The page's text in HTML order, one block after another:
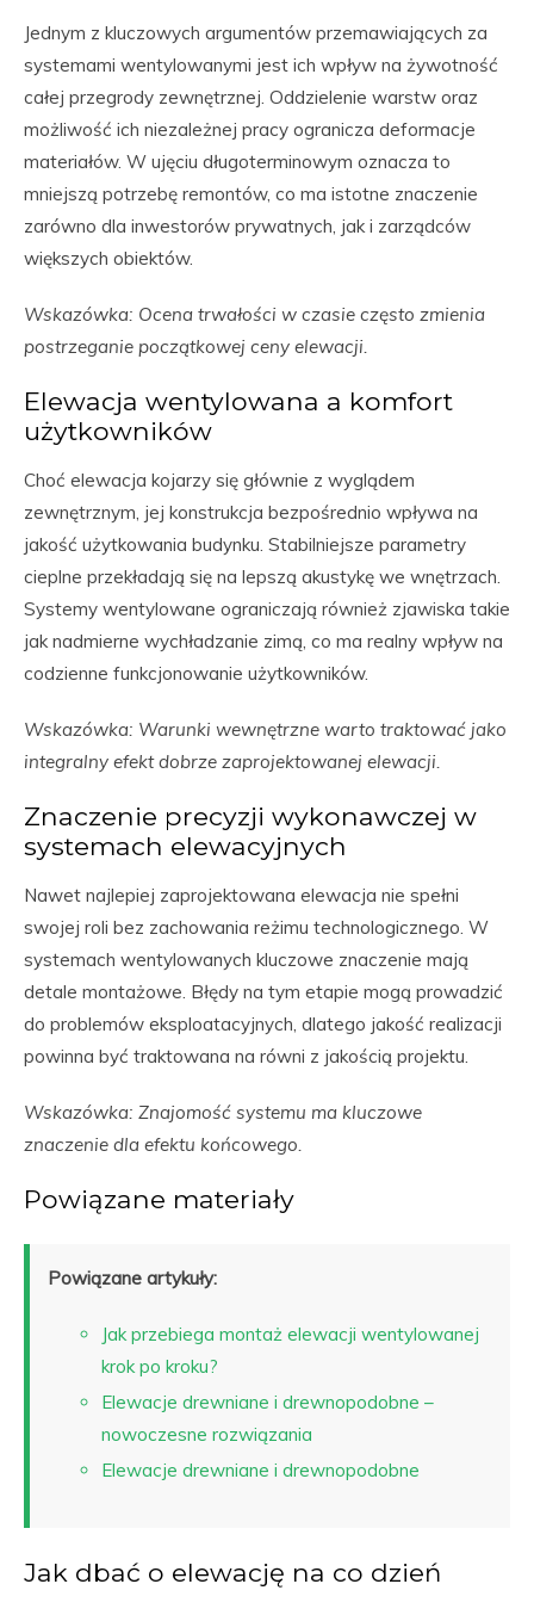
Jednym z kluczowych argumentów przemawiających za
systemami wentylowanymi jest ich wpływ na żywotność
całej przegrody zewnętrznej. Oddzielenie warstw oraz
możliwość ich niezależnej pracy ogranicza deformacje
materiałów. W ujęciu długoterminowym oznacza to
mniejszą potrzebę remontów, co ma istotne znaczenie
zarówno dla inwestorów prywatnych, jak i zarządców
większych obiektów.
Wskazówka: Ocena trwałości w czasie często zmienia
postrzeganie początkowej ceny elewacji.
Elewacja wentylowana a komfort
użytkowników
Choć elewacja kojarzy się głównie z wyglądem
zewnętrznym, jej konstrukcja bezpośrednio wpływa na
jakość użytkowania budynku. Stabilniejsze parametry
cieplne przekładają się na lepszą akustykę we wnętrzach.
Systemy wentylowane ograniczają również zjawiska takie
jak nadmierne wychładzanie zimą, co ma realny wpływ na
codzienne funkcjonowanie użytkowników.
Wskazówka: Warunki wewnętrzne warto traktować jako
integralny efekt dobrze zaprojektowanej elewacji.
Znaczenie precyzji wykonawczej w
systemach elewacyjnych
Nawet najlepiej zaprojektowana elewacja nie spełni
swojej roli bez zachowania reżimu technologicznego. W
systemach wentylowanych kluczowe znaczenie mają
detale montażowe. Błędy na tym etapie mogą prowadzić
do problemów eksploatacyjnych, dlatego jakość realizacji
powinna być traktowana na równi z jakością projektu.
Wskazówka: Znajomość systemu ma kluczowe
znaczenie dla efektu końcowego.
Powiązane materiały
Powiązane artykuły:
Jak przebiega montaż elewacji wentylowanej
krok po kroku?
Elewacje drewniane i drewnopodobne –
nowoczesne rozwiązania
Elewacje drewniane i drewnopodobne
Jak dbać o elewację na co dzień